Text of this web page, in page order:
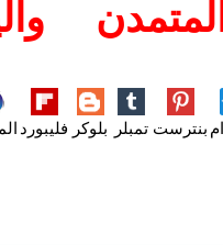
بنترست تمبلر بلوكر فليبورد